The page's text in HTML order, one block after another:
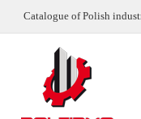
Catalogue of Polish